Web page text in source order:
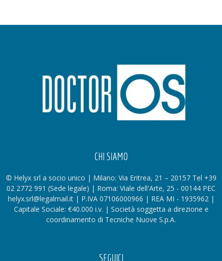
CHI SIAMO
© Helyx srl a socio unico | Milano: Via Eritrea, 21 – 20157 Tel +39
02 2772 991 (Sede legale) | Roma: Viale dell'Arte, 25 - 00144 PEC
helyx.srl@legalmail.it | P.IVA 07106000966 | REA MI - 1935962 |
Capitale Sociale: €40.000 i.v. | Società soggetta a direzione e
coordinamento di Tecniche Nuove S.p.A.
SEGUICI